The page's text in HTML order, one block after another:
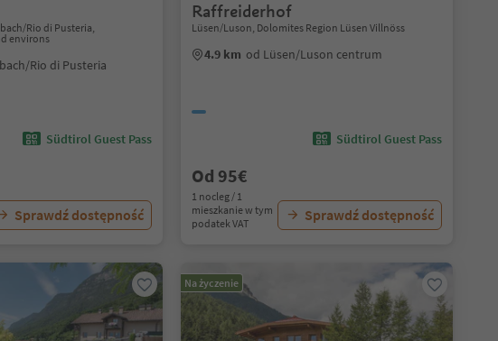
Rio di Pusteria,
environs
Rio di Pusteria
Südtirol Guest Pass
Sprawdź dostępność
Raffreiderhof
Lüsen/Luson, Dolomites Region Lüsen Villnöss
4.9 km od Lüsen/Luson centrum
Südtirol Guest Pass
Od 95€
1 nocleg / 1
mieszkanie w tym
podatek VAT
Sprawdź dostępność
Na życzenie